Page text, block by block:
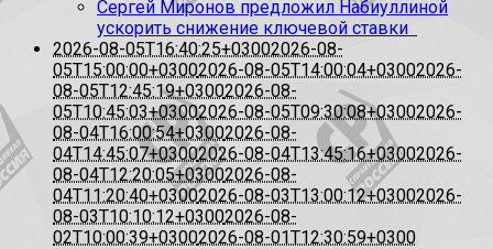
Сергей Миронов предложил Набиуллиной
ускорить снижение ключевой ставки
2026-08-05T16:40:25+03002026-08-
05T15:00:00+03002026-08-05T14:00:04+03002026-
08-05T12:45:19+03002026-08-
05T10:45:03+03002026-08-05T09:30:08+03002026-
08-04T16:00:54+03002026-08-
04T14:45:07+03002026-08-04T13:45:16+03002026-
08-04T12:20:05+03002026-08-
04T11:20:40+03002026-08-03T13:00:12+03002026-
08-03T10:10:12+03002026-08-
02T10:00:39+03002026-08-01T12:30:59+0300